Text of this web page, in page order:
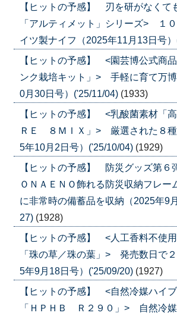
【ヒットの予感】 刃を研がなくて
「アルティメット」シリーズ> １
イツ製ナイフ（2025年11月13日号
【ヒットの予感】 <園芸博公式商
ンク栽培キット」> 手軽に育て万
0月30日号）('25/11/04) (1933)
【ヒットの予感】 <乳酸菌素材「
ＲＥ ８ＭＩＸ」> 厳選された８種
5年10月2日号）('25/10/04) (1929)
【ヒットの予感】 防災グッズ第６
ＯＮＡＥＮＯ飾れる防災収納フレ
に非常時の備蓄品を収納（2025年9
27) (1928)
【ヒットの予感】 <人工香料不使
「珠の草／珠の葉」> 発売数日で
5年9月18日号）('25/09/20) (1927)
【ヒットの予感】 <自然冷媒ハイ
「ＨＰＨＢ Ｒ２９０」> 自然冷